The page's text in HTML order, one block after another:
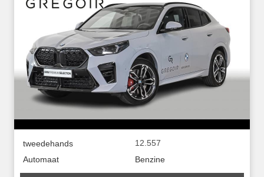
tweedehands
12.557
Automaat
Benzine